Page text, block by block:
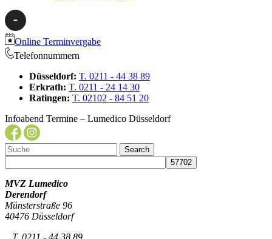
Online Terminvergabe
Telefonnummern
Düsseldorf: T. 0211 - 44 38 89
Erkrath: T. 0211 - 24 14 30
Ratingen: T. 02102 - 84 51 20
Infoabend Termine – Lumedico Düsseldorf
MVZ Lumedico
Derendorf
Münsterstraße 96
40476 Düsseldorf
T. 0211 - 44 38 89